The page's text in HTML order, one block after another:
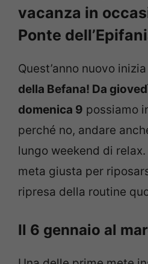
vacanza in
Ponte
Quest’anno nuovo
della Befana! Da
domenica 9 possiamo
perché no, andare
lungo weekend di
meta giusta per
ripresa della routine
Il 6 gennaio al